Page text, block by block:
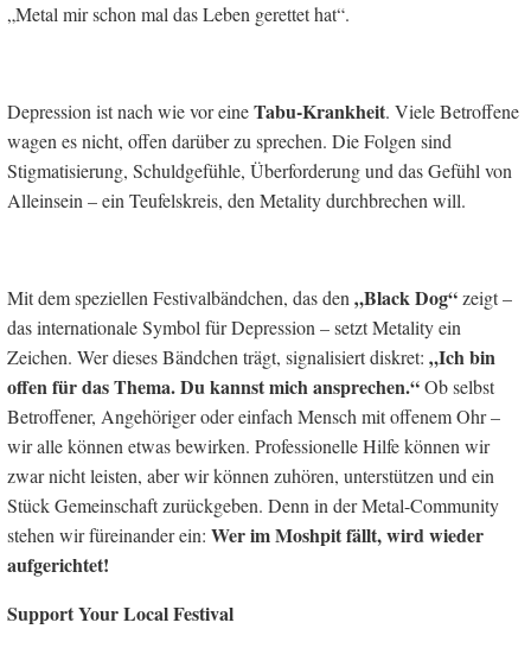
„Metal mir schon mal das Leben gerettet hat“.
Depression ist nach wie vor eineTabu-Krankheit. Viele Betroffene
wagen es nicht, offen darüber zu sprechen. Die Folgen sind
Stigmatisierung, Schuldgefühle, Überforderung und das Gefühl von
Alleinsein – ein Teufelskreis, den Metality durchbrechen will.
Mit dem speziellen Festivalbändchen, das den „Black Dog“zeigt –
das internationale Symbol für Depression – setzt Metality ein
Zeichen. Wer dieses Bändchen trägt, signalisiert diskret: „Ich bin
offen für das Thema. Du kannst mich ansprechen.“Ob selbst
Betroffener, Angehöriger oder einfach Mensch mit offenem Ohr –
wir alle können etwas bewirken. Professionelle Hilfe können wir
zwar nicht leisten, aber wir können zuhören, unterstützen und ein
Stück Gemeinschaft zurückgeben. Denn in der Metal-Community
stehen wir füreinander ein: Wer im Moshpit fällt, wird wieder
aufgerichtet!
Support Your Local Festival